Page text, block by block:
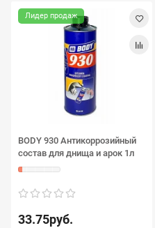
Лидер продаж
BODY 930 Антикоррозийный
состав для днища и арок 1л
33.75руб.